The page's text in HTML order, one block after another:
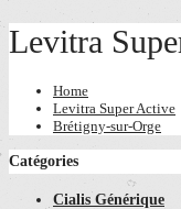
Levitra
Home
Levitra Super Active
Brétigny-sur-Orge
Catégories
Cialis Générique